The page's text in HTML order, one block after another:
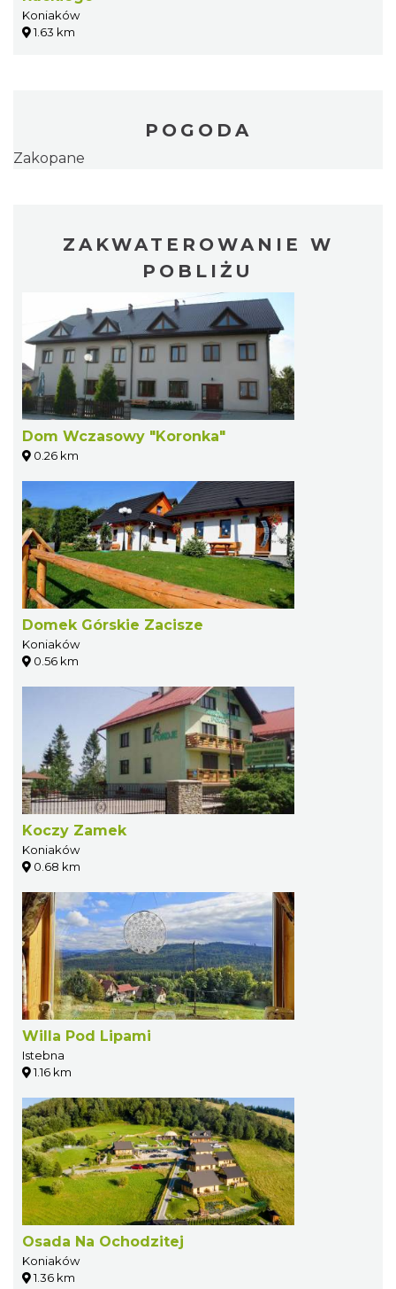
Koniaków
1.63 km
POGODA
Zakopane
ZAKWATEROWANIE W
POBLIŻU
Dom Wczasowy "Koronka"
0.26 km
Domek Górskie Zacisze
Koniaków
0.56 km
Koczy Zamek
Koniaków
0.68 km
Willa Pod Lipami
Istebna
1.16 km
Osada Na Ochodzitej
Koniaków
1.36 km